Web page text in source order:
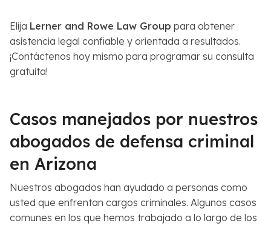
a
a
*
o
*
Elija Lerner and Rowe Law Group para obtener
asistencia legal confiable y orientada a resultados.
¡Contáctenos hoy mismo para programar su consulta
gratuita!
Casos manejados por nuestros
abogados de defensa criminal
en Arizona
Nuestros abogados han ayudado a personas como
usted que enfrentan cargos criminales. Algunos casos
comunes en los que hemos trabajado a lo largo de los